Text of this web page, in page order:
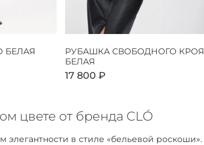
БЕЛАЯ
РУБАШКА СВОБОДНОГО КРОЯ
БЕЛАЯ
17 800 ₽
цвете от бренда CLÓ
в стиле «бельевой